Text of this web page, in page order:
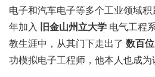
电子和汽车电子等多个工业领域
年加入
旧金山州立大学 电气工程
教生涯中，从其门下走出了 数百位
功模拟电子工程师，他本人也成为